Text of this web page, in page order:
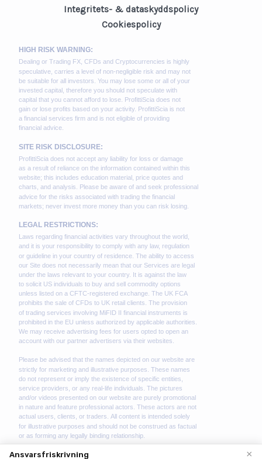
Integritets- & dataskyddspolicy
Cookiespolicy
Ansvarsfriskrivning ×